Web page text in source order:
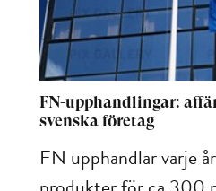
FN-upphandlingar:
svenska företag
FN upphandlar varje